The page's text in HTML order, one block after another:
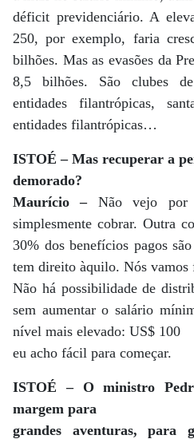
déficit previdenciário. A
250, por exemplo, faria
bilhões. Mas as evasões da
8,5 bilhões. São clubes
entidades filantrópicas,
entidades filantrópicas…
ISTOÉ – Mas recuperar a
demorado?
Maurício – Não vejo por
simplesmente cobrar. Outra
30% dos benefícios pagos
tem direito àquilo. Nós vamos
Não há possibilidade de
sem aumentar o salário
nível mais elevado: US$ 100
eu acho fácil para começar.
ISTOÉ – O ministro
margem para
grandes aventuras, para